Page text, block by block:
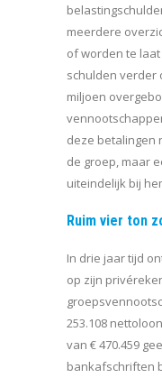
meerdere
of worden te
schulden verder
miljoen
deze betalingen
de groep, maar
uiteindelijk bij
Ruim vier ton
In drie jaar tijd
op zijn
253.108
van € 470.459
bankafschriften